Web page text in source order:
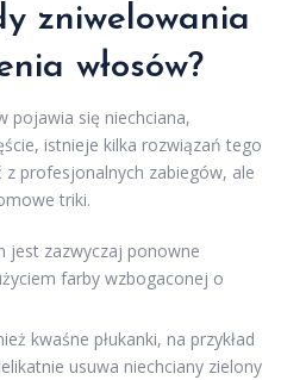
zniwelowania
włosów?
pojawia się niechciana,
istnieje kilka rozwiązań tego
profesjonalnych zabiegów, ale
triki.
jest zazwyczaj ponowne
farby wzbogaconej o
kwaśne płukanki, na przykład
usuwa niechciany zielony